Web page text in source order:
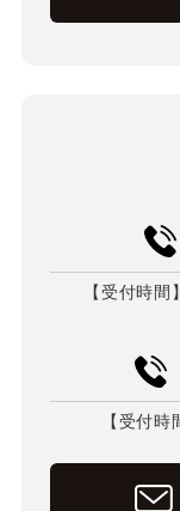
【受付時
【受付